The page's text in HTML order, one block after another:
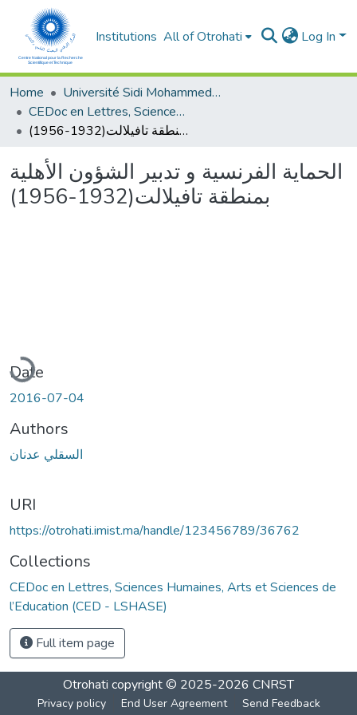
Institutions All of Otrohati Log In
Home
Université Sidi Mohammed Ben Abdellah - Fès
CEDoc en Lettres, Sciences Humaines, Arts et Sciences de l’Education (CED - LSHASE)
الحماية الفرنسية و تدبير الشؤون الأهلية بمنطقة تافيلالت(1932-1956)
الحماية الفرنسية و تدبير الشؤون الأهلية
بمنطقة تافيلالت(1932-1956)
Date
2016-07-04
Authors
السقلي عدنان
URI
https://otrohati.imist.ma/handle/123456789/36762
Collections
CEDoc en Lettres, Sciences Humaines, Arts et Sciences de
l’Education (CED - LSHASE)
Full item page
Otrohati copyright © 2025-2026 CNRST
Privacy policy End User Agreement Send Feedback